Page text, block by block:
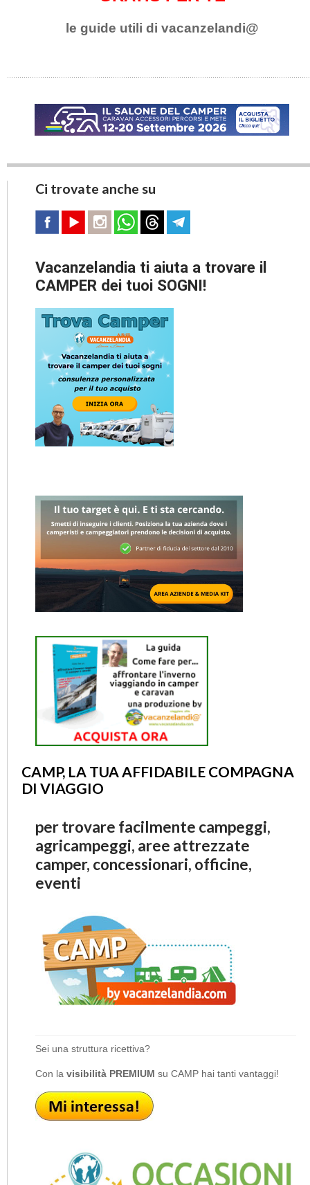
le guide utili di vacanzelandi@
Ci trovate anche su
Vacanzelandia ti aiuta a trovare il
CAMPER dei tuoi SOGNI!
CAMP, LA TUA AFFIDABILE COMPAGNA
DI VIAGGIO
per trovare facilmente campeggi,
agricampeggi, aree attrezzate
camper, concessionari, officine,
eventi
Sei una struttura ricettiva?
Con la visibilità PREMIUM su CAMP hai tanti vantaggi!